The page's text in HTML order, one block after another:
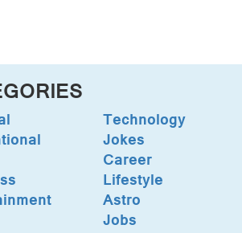
Technology
Jokes
Career
Lifestyle
Astro
Jobs